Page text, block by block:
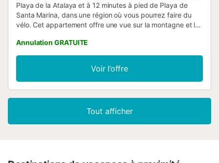
Playa de la Atalaya et à 12 minutes à pied de Playa de
Santa Marina, dans une région où vous pourrez faire du
vélo. Cet appartement offre une vue sur la montagne et le
L'appartement se compose de 2 chambres, d'un salon,
d'une cuisine entièrement équipée avec un four et une
machine à café ainsi que de 2 salles de bains avec un
bidet et une douche. Les serviettes et le linge de lit sont
fournis. L'appartement se trouve à 2,4 km de la plage
vous causez des dommages à la propriété pendant votre
séjour, vous devrez peut-être payer conformément à la
Annulation GRATUITE
Voir l’offre
Tout afficher